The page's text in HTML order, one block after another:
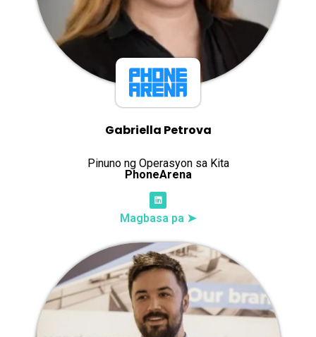
Gabriella Petrova
Pinuno ng Operasyon sa Kita
PhoneArena
Magbasa pa ➤